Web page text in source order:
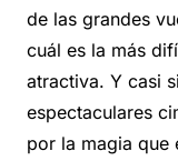
de las grandes
cuál es la más
atractiva. Y casi
espectaculares
por la magia que